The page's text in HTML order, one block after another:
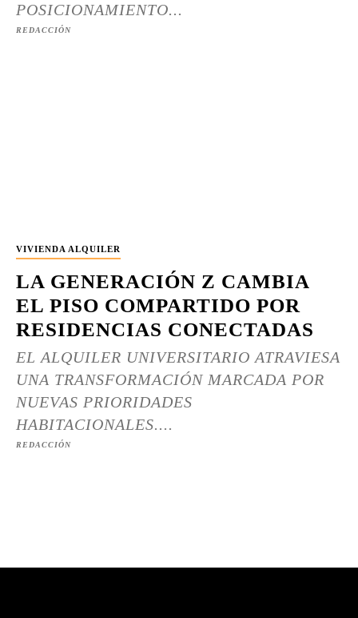
POSICIONAMIENTO...
REDACCIÓN
VIVIENDA ALQUILER
LA GENERACIÓN Z CAMBIA
EL PISO COMPARTIDO POR
RESIDENCIAS CONECTADAS
EL ALQUILER UNIVERSITARIO ATRAVIESA
UNA TRANSFORMACIÓN MARCADA POR
NUEVAS PRIORIDADES
HABITACIONALES....
REDACCIÓN